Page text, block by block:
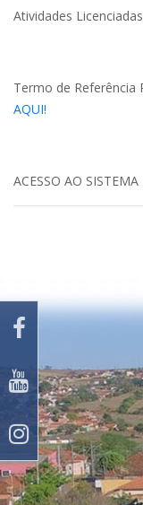
Atividades
Termo de Referência
AQUI!
ACESSO AO